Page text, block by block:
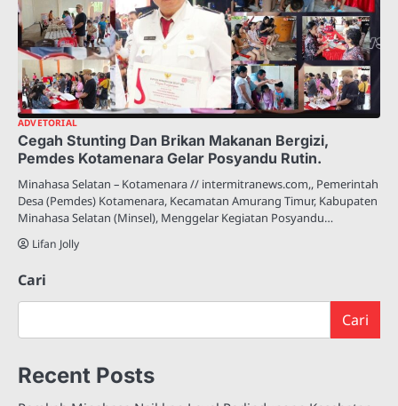
ADVETORIAL
Cegah Stunting Dan Brikan Makanan Bergizi,
Pemdes Kotamenara Gelar Posyandu Rutin.
Minahasa Selatan – Kotamenara // intermitranews.com,, Pemerintah
Desa (Pemdes) Kotamenara, Kecamatan Amurang Timur, Kabupaten
Minahasa Selatan (Minsel), Menggelar Kegiatan Posyandu…
Lifan Jolly
Cari
Cari
Recent Posts